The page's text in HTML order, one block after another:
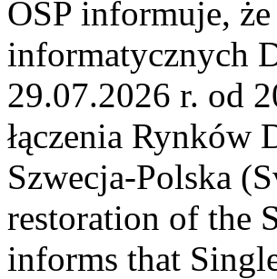
OSP informuje,
informatycznych
29.07.2026 r. od
łączenia Rynków
Szwecja-Polska
restoration of the
informs that